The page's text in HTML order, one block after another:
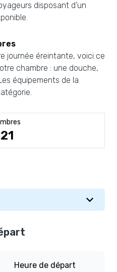
disposant d’un
journée éreintante, voici ce
chambre : une douche,
équipements de la
Heure de départ